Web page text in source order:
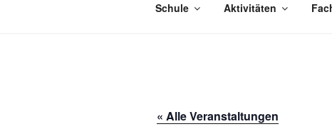
Schule Aktivitäten
« Alle Veranstaltungen